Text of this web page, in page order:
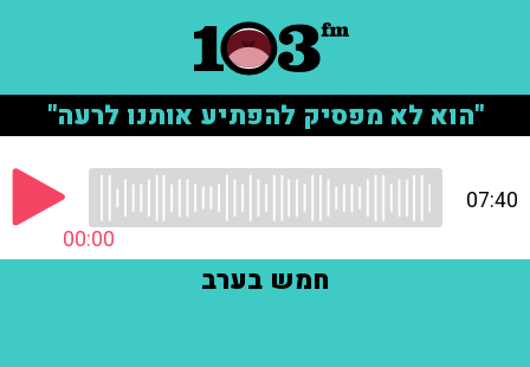
"הוא לא מפסיק להפתיע אותנו לרעה"
00:00
07:40
חמש בערב